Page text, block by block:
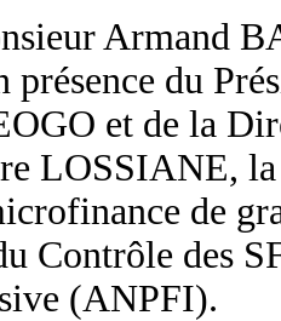
Armand
présence du
et de la
LOSSIANE, la
de
Contrôle des
(ANPFI).